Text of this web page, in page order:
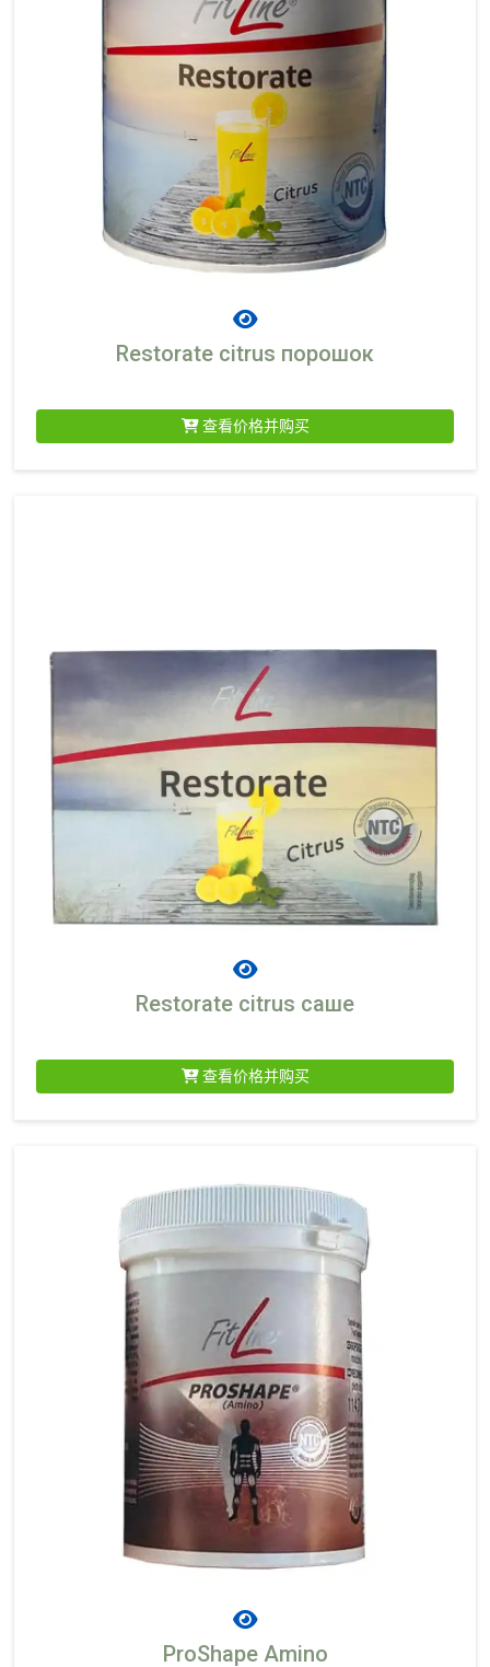
Restorate citrus порошок
查看价格并购买
Restorate citrus саше
查看价格并购买
ProShape Amino